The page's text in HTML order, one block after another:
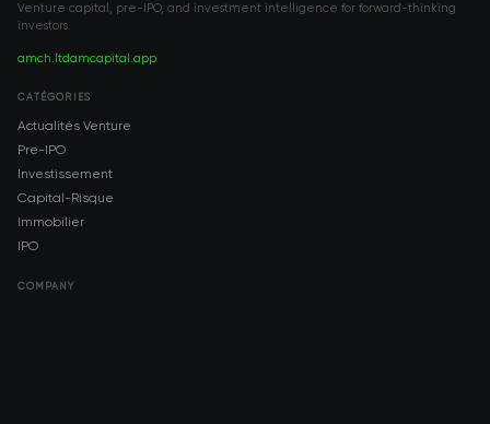
Venture capital, pre-IPO, and investment intelligence for forward-thinking
investors.
amch.ltdamcapital.app
CATÉGORIES
Actualités Venture
Pre-IPO
Investissement
Capital-Risque
Immobilier
IPO
COMPANY